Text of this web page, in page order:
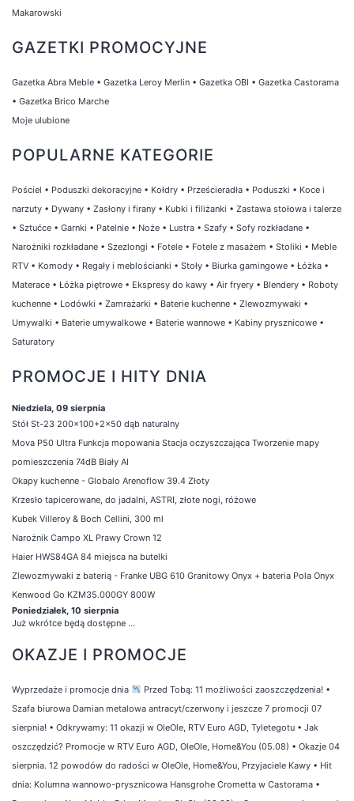
Makarowski
GAZETKI PROMOCYJNE
Gazetka Abra Meble • Gazetka Leroy Merlin • Gazetka OBI • Gazetka Castorama
• Gazetka Brico Marche
Moje ulubione
POPULARNE KATEGORIE
Pościel • Poduszki dekoracyjne • Kołdry • Prześcieradła • Poduszki • Koce i
narzuty • Dywany • Zasłony i firany • Kubki i filiżanki • Zastawa stołowa i talerze
• Sztućce • Garnki • Patelnie • Noże • Lustra • Szafy • Sofy rozkładane •
Narożniki rozkładane • Szezlongi • Fotele • Fotele z masażem • Stoliki • Meble
RTV • Komody • Regały i meblościanki • Stoły • Biurka gamingowe • Łóżka •
Materace • Łóżka piętrowe • Ekspresy do kawy • Air fryery • Blendery • Roboty
kuchenne • Lodówki • Zamrażarki • Baterie kuchenne • Zlewozmywaki •
Umywalki • Baterie umywalkowe • Baterie wannowe • Kabiny prysznicowe •
Saturatory
PROMOCJE I HITY DNIA
Niedziela, 09 sierpnia
Stół St-23 200x100+2x50 dąb naturalny
Mova P50 Ultra Funkcja mopowania Stacja oczyszczająca Tworzenie mapy
pomieszczenia 74dB Biały AI
Okapy kuchenne - Globalo Arenoflow 39.4 Złoty
Krzesło tapicerowane, do jadalni, ASTRI, złote nogi, różowe
Kubek Villeroy & Boch Cellini, 300 ml
Narożnik Campo XL Prawy Crown 12
Haier HWS84GA 84 miejsca na butelki
Zlewozmywaki z baterią - Franke UBG 610 Granitowy Onyx + bateria Pola Onyx
Kenwood Go KZM35.000GY 800W
Poniedziałek, 10 sierpnia
Już wkrótce będą dostępne ...
OKAZJE I PROMOCJE
Wyprzedaże i promocje dnia Przed Tobą: 11 możliwości zaoszczędzenia!•
Szafa biurowa Damian metalowa antracyt/czerwony i jeszcze 7 promocji 07
sierpnia! • Odkrywamy: 11 okazji w OleOle, RTV Euro AGD, Tyletegotu • Jak
oszczędzić? Promocje w RTV Euro AGD, OleOle, Home&You (05.08) • Okazje 04
sierpnia. 12 powodów do radości w OleOle, Home&You, Przyjaciele Kawy • Hit
dnia: Kolumna wannowo-prysznicowa Hansgrohe Crometta w Castorama •